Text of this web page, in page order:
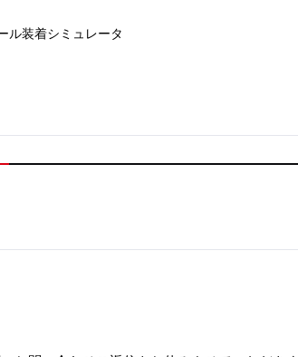
ル装着シミュレータ